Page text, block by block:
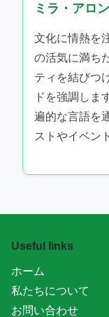
ミラ・アロ
文化に情熱を
の活気に満ち
ティを結びつ
ドを強調しま
遍的な言語を
ストやイベン
Useful links
ホーム
私たちについて
お問い合わせ